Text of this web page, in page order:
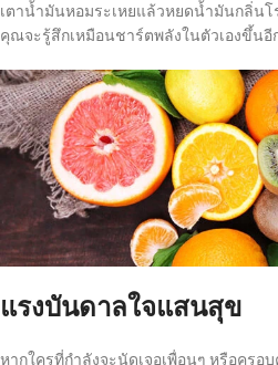
เตาน้ำมันหอมระเหยแล้วหยดน้ำมันกลิ่นโ
คุณจะรู้สึกเหมือนชาร์ตพลังในตัวเองขึ้นอี
แรงบันดาลใจแสนสุข
หากใครที่กำลังจะนัดเจอเพื่อนๆ หรือครอ